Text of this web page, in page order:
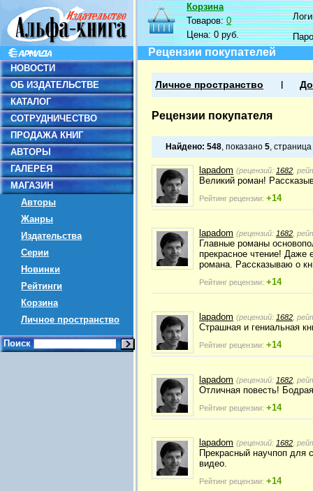
НОВОСТИ
ОБ ИЗДАТЕЛЬСТВЕ
КАТАЛОГ
СОТРУДНИЧЕСТВО
ПРОДАЖА КНИГ
АВТОРЫ
ГАЛЕРЕЯ
МАГАЗИН
Авторы
Жанры
Издательства
Серии
Новинки
Рейтинги
Корзина
Личное пространство
Поиск
Корзина
Товаров:0
Цена:0 руб.
Рецензии покупателей
Личное пространство
Рецензии покупателя
Найдено: 548, показано 5, страница
lapadom (рецензий: 1682 ,
Великий роман!
Рейтинг рецензии: +14
lapadom (рецензий: 1682 ,
Главные романы
прекрасное чтение! Даже
романа. Рассказываю о
Рейтинг рецензии: +14
lapadom (рецензий: 1682 ,
Страшная и гениальная
Рейтинг рецензии: +14
lapadom (рецензий: 1682 ,
Отличная повесть!
Рейтинг рецензии: +14
lapadom (рецензий: 1682 ,
Прекрасный научпоп для
видео.
Рейтинг рецензии: +14